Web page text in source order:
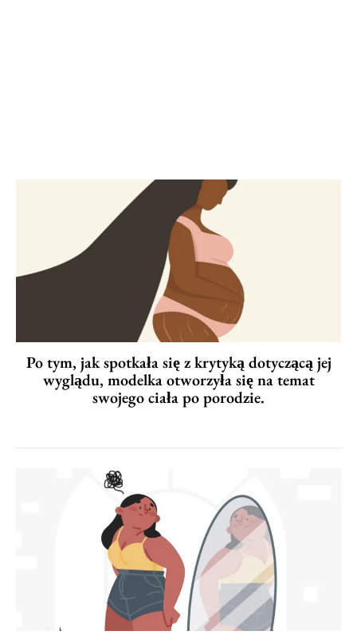
Po tym, jak spotkała się z krytyką dotyczącą jej
wyglądu, modelka otworzyła się na temat
swojego ciała po porodzie.